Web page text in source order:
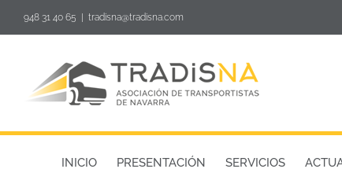
948 31 40 65 tradisna@tradisna.com
INICIO PRESENTACIÓN SERVICIOS